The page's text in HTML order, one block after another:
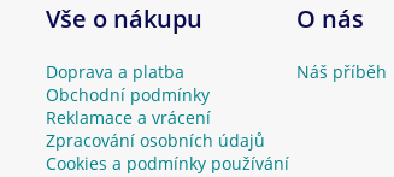
Vše o nákupu
Doprava a platba
Obchodní podmínky
Reklamace a vrácení
Zpracování osobních údajů
Cookies a podmínky používání
O nás
Náš příběh